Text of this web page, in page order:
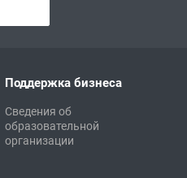
Поддержка бизнеса
Сведения об
образовательной
организации